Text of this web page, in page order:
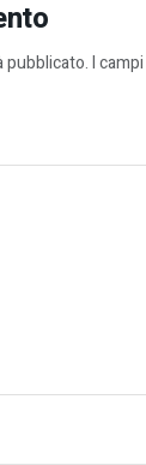
pubblicato.I